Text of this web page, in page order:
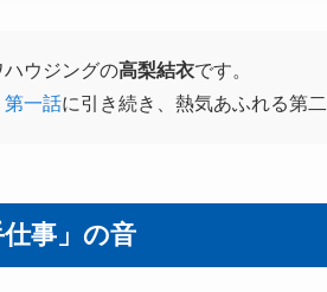
ウジングの高梨結衣です。
第一話に引き続き、熱気あふれる第
事」の音